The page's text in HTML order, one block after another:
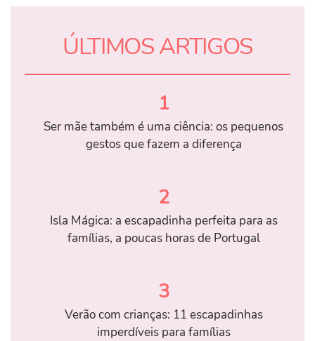
ÚLTIMOS ARTIGOS
1
Ser mãe também é uma ciência: os pequenos
gestos que fazem a diferença
2
Isla Mágica: a escapadinha perfeita para as
famílias, a poucas horas de Portugal
3
Verão com crianças: 11 escapadinhas
imperdíveis para famílias